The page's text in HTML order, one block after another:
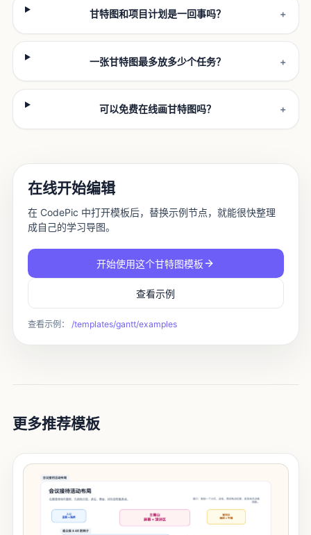
甘特图和项目计划是一回事吗？ +
一张甘特图最多放多少个任务？ +
可以免费在线画甘特图吗？ +
在线开始编辑
在 CodePic 中打开模板后，替换示例节点，就能很快整理
成自己的学习导图。
开始使用这个甘特图模板
查看示例
查看示例： /templates/gantt/examples
更多推荐模板